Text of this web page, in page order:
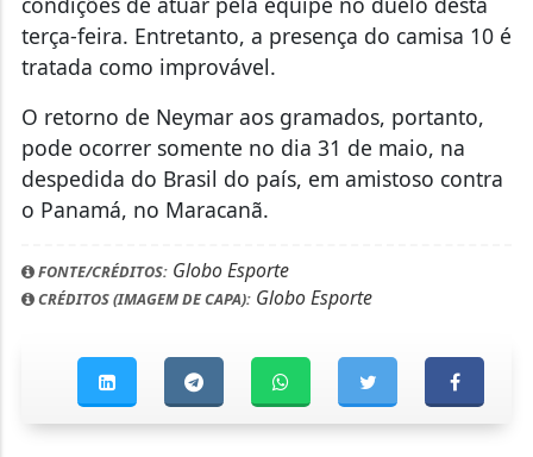
O retorno de Neymar aos gramados, portanto,
pode ocorrer somente no dia 31 de maio, na
despedida do Brasil do país, em amistoso contra
o Panamá, no Maracanã.
FONTE/CRÉDITOS:Globo Esporte
CRÉDITOS (IMAGEM DE CAPA): Globo Esporte
Comentários: